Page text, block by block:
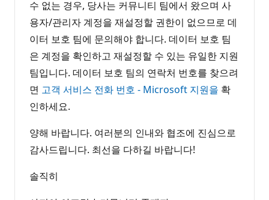
수 없는 경우, 당사는 커뮤니티 팀에서 왔으며 사
용자/관리자 계정을 재설정할 권한이 없으므로 데
이터 보호 팀에 문의해야 합니다. 데이터 보호 팀
은 계정을 확인하고 재설정할 수 있는 유일한 지원
팀입니다. 데이터 보호 팀의 연락처 번호를 찾으려
면 고객 서비스 전화 번호 - Microsoft 지원을 확
인하세요.
양해 바랍니다. 여러분의 인내와 협조에 진심으로
감사드립니다. 최선을 다하길 바랍니다!
솔직히